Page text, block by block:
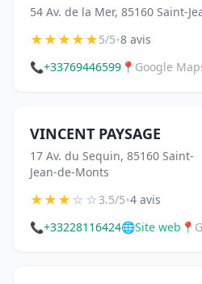
54 Av. de la Mer, 85160 Saint-
★★★★★5/5•8 avis
📞+33769446599 📍 Google
VINCENT PAYSAGE
17 Av. du Sequin, 85160 Saint-
Jean-de-Monts
★★★☆☆3.5/5•4 avis
📞+33228116424🌐Site web 📍